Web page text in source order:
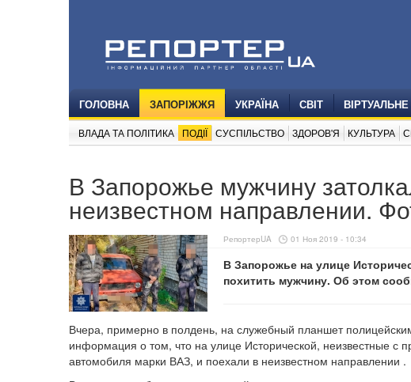
ГОЛОВНА ЗАПОРІЖЖЯ УКРАЇНА СВІТ
ВЛАДА ТА ПОЛІТИКА ПОДІЇ СУСПІЛЬСТВО ЗДОРОВ'Я КУЛЬТУРА
В Запорожье мужчину
неизвестном направлении.
РепортерUA 01 Ноя 2019 - 10:34
В Запорожье на улице
похитить мужчину. Об этом
Вчера, примерно в полдень, на служебный планшет
информация о том, что на улице Исторической, неизвестные с
автомобиля марки ВАЗ, и поехали в неизвестном направлении .